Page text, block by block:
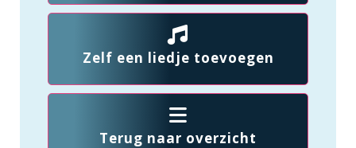
Zelf een liedje toevoegen
Terug naar overzicht